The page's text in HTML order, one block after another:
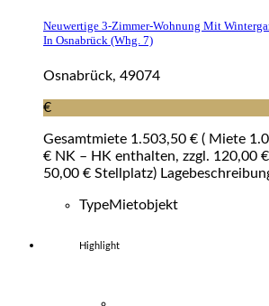
Neuwertige 3-Zimmer-Wohnung Mit
In Osnabrück (whg. 7)
Osnabrück, 49074
€
Gesamtmiete 1.503,50 € ( Miete
€ NK – HK enthalten, zzgl. 120,00
50,00 € Stellplatz)
TypeMietobjekt
Highlight